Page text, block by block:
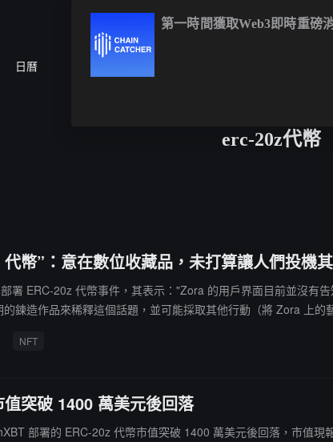
日曆
erc-20z代幣
幣”：意在數位收藏品，未打算讓人們投機
署 ERC-20z 代幣事件，其表示："Zora 的用戶界面目前並沒有
鍊造作品來稀釋這個話題，並可能採取其他行動（將 Zora 上
NFT
突破 1400 萬美元後回落
部署的 ERC-20z 代幣市值突破 1400 萬美元後回落，市值
第一時間獲取Web3即時重磅